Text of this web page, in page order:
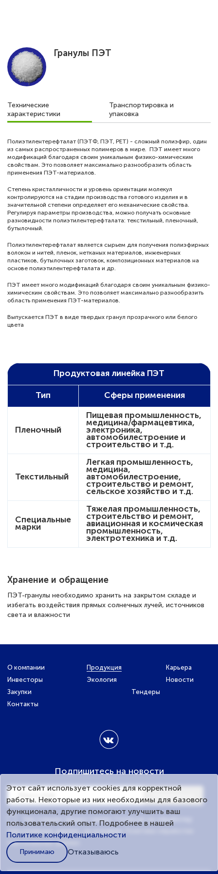
О компании
Экология
Продукция Пленка БОПЭТ
Карьера
Закупки
Тендеры
Контакты
Гранулы ПЭТ
Технические
характеристики
Транспортировка и
упаковка
Полиэтилентерефталат (ПЭТФ, ПЭТ, РЕТ) - сложный полиэфир, один
из самых распространенных полимеров в мире. ПЭТ имеет много
модификаций благодаря своим уникальным физико-химическим
свойствам. Это позволяет максимально разнообразить область
применения ПЭТ-материалов.
Степень кристалличности и уровень ориентации молекул
контролируются на стадии производства готового изделия и в
значительной степени определяет его механические свойства.
Регулируя параметры производства, можно получать основные
разновидности полиэтилентерефталата: текстильный, пленочный,
бутылочный.
Полиэтилентерефталат является сырьем для получения полиэфирных
волокон и нитей, пленок, нетканых материалов, инженерных
пластиков, бутылочных заготовок, композиционных материалов на
основе полиэтилентерефталата и др.
ПЭТ имеет много модификаций благодаря своим уникальным физико-
химическим свойствам. Это позволяет максимально разнообразить
область применения ПЭТ-материалов.
Выпускается ПЭТ в виде твердых гранул прозрачного или белого
цвета
Продуктовая линейка ПЭТ
Тип Сферы применения
Пленочный
Пищевая промышленность,
медицина/фармацевтика,
электроника,
автомобилестроение и
строительство и т.д.
Текстильный
Легкая промышленность,
медицина,
автомобилестроение,
строительство и ремонт,
сельское хозяйство и т.д.
Специальные
марки
Тяжелая промышленность,
строительство и ремонт,
авиационная и космическая
промышленность,
электротехника и т.д.
Хранение и обращение
ПЭТ-гранулы необходимо хранить на закрытом складе и
избегать воздействия прямых солнечных лучей, источников
света и влажности
О компании Продукция
Карьера
Инвесторы
Экология
Новости
Закупки
Тендеры
Контакты
Подпишитесь на новости
Подписаться
Настоящим предоставляю Согласие на обработку
персональных данных, на условиях
персональных данных
Этот сайт использует cookies для корректной
работы. Некоторые из них необходимы для базового
функционала, другие помогают улучшить ваш
пользовательский опыт. Подробнее в нашей
Политике конфиденциальности
Принимаю Отказываюсь